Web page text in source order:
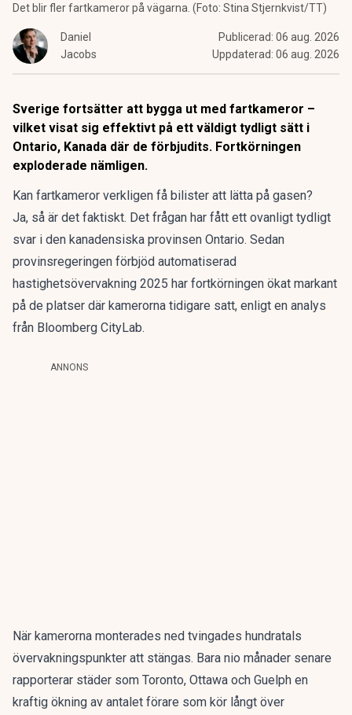
Det blir fler fartkameror på vägarna. (Foto: Stina Stjernkvist/TT)
Daniel
Jacobs
Publicerad: 06 aug. 2026
Uppdaterad: 06 aug. 2026
Sverige fortsätter att bygga ut med fartkameror –
vilket visat sig effektivt på ett väldigt tydligt sätt i
Ontario, Kanada där de förbjudits. Fortkörningen
exploderade nämligen.
Kan fartkameror verkligen få bilister att lätta på gasen?
Ja, så är det faktiskt. Det frågan har fått ett ovanligt tydligt
svar i den kanadensiska provinsen Ontario. Sedan
provinsregeringen förbjöd automatiserad
hastighetsövervakning 2025 har fortkörningen ökat markant
på de platser där kamerorna tidigare satt, enligt en analys
från Bloomberg CityLab.
ANNONS
När kamerorna monterades ned tvingades hundratals
övervakningspunkter att stängas. Bara nio månader senare
rapporterar städer som Toronto, Ottawa och Guelph en
kraftig ökning av antalet förare som kör långt över